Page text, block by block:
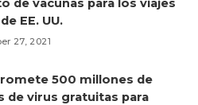
de vacunas para los viajes
EE. UU.
27, 2021
500 millones de
de virus gratuitas para